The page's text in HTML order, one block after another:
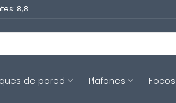
8,8
de pared Plafones Focos